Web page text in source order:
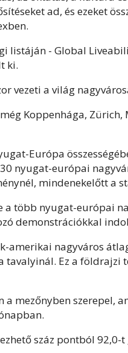
ad, és ezeket
listáján - Global
ki.
vezeti a világ
Koppenhága,
Európa
nyugat-európai
mindenekelőtt a
a több nyugat-európai
demonstrációkkal
amerikai nagyváros
tavalyinál. Ez a
mezőnyben szerepel,
száz pontból